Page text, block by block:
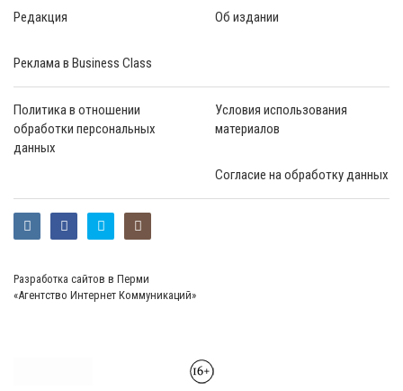
Редакция Об издании
Реклама в Business Class
Политика в отношении
обработки персональных
данных
Условия использования
материалов
Согласие на обработку данных
Разработка сайтов в Перми
«Агентство Интернет Коммуникаций»